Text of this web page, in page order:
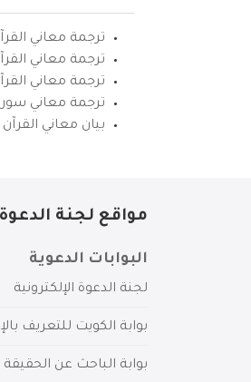
ترجمة معاني
ترجمة معاني
ترجمة معاني
ترجمة معاني سورة
بيان معاني القرآن
مواقع لجنة الدعوة
البوابات الدعوية
لجنة الدعوة الإلكترونية
بوابة الكويت للتعريف
بوابة الباحث عن الحقيقة